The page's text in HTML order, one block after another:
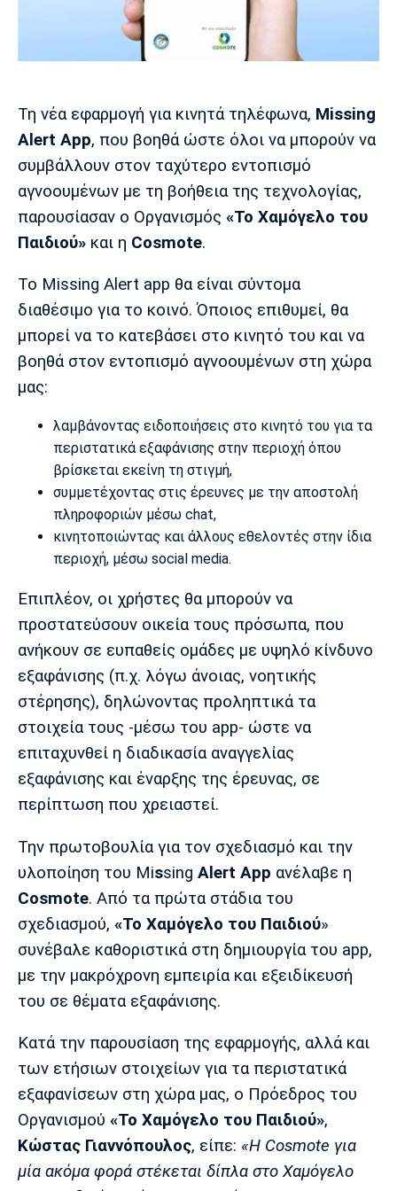
Running
Media
Παρασκήνιο
Πρόγραμμα TV
Μπαρτσελόνα
Ρεάλ
Μαδρίτης
Ατλέτικο
Μαδρίτης
Γιουνάιτεντ
Τσέλσι
Σίτι
Μίλαν
Μπορούσια
Ντόρτμουντ
Παρί Σεν
Ζερμέν
Μονακό
Ερυθρός
Αστέρας
Πόρτο
Τη νέα εφαρμογή για κινητά τηλέφωνα, Missing
Alert App, που βοηθά ώστε όλοι να μπορούν να
συμβάλλουν στον ταχύτερο εντοπισμό
αγνοουμένων με τη βοήθεια της τεχνολογίας,
παρουσίασαν ο Οργανισμός «Το Χαμόγελο του
Παιδιού» και η Cosmote.
Το Missing Alert app θα είναι σύντομα
διαθέσιμο για το κοινό. Όποιος επιθυμεί, θα
μπορεί να το κατεβάσει στο κινητό του και να
βοηθά στον εντοπισμό αγνοουμένων στη χώρα
μας:
λαμβάνοντας ειδοποιήσεις στο κινητό του για τα
περιστατικά εξαφάνισης στην περιοχή όπου
βρίσκεται εκείνη τη στιγμή,
συμμετέχοντας στις έρευνες με την αποστολή
πληροφοριών μέσω chat,
κινητοποιώντας και άλλους εθελοντές στην ίδια
περιοχή, μέσω social media.
Επιπλέον, οι χρήστες θα μπορούν να
προστατεύσουν οικεία τους πρόσωπα, που
ανήκουν σε ευπαθείς ομάδες με υψηλό κίνδυνο
εξαφάνισης (π.χ. λόγω άνοιας, νοητικής
στέρησης), δηλώνοντας προληπτικά τα
στοιχεία τους -μέσω του app- ώστε να
επιταχυνθεί η διαδικασία αναγγελίας
εξαφάνισης και έναρξης της έρευνας, σε
περίπτωση που χρειαστεί.
Την πρωτοβουλία για τον σχεδιασμό και την
υλοποίηση του Missing Alert App ανέλαβε η
Cosmote. Από τα πρώτα στάδια του
σχεδιασμού, «Το Χαμόγελο του Παιδιού»
συνέβαλε καθοριστικά στη δημιουργία του app,
με την μακρόχρονη εμπειρία και εξειδίκευσή
του σε θέματα εξαφάνισης.
Κατά την παρουσίαση της εφαρμογής, αλλά και
των ετήσιων στοιχείων για τα περιστατικά
εξαφανίσεων στη χώρα μας, ο Πρόεδρος του
Οργανισμού «Το Χαμόγελο του Παιδιού»,
Κώστας Γιαννόπουλος, είπε: «Η Cosmote για
μία ακόμα φορά στέκεται δίπλα στο Χαμόγελο